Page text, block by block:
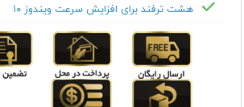
هشت ترفند برای افزایش سرعت ویندوز ۱۰